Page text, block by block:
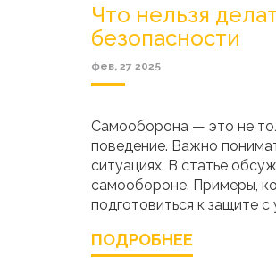
Что нельзя
безопасности
фев, 27 2025
Самооборона — это не
поведение. Важно
ситуациях. В статье
самообороне. Примеры,
подготовиться к защите с
ПОДРОБНЕЕ